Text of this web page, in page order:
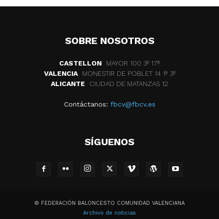
SOBRE NOSOTROS
CASTELLON
MAYOR 100 3º 17ª
VALENCIA
MONESTIR DE POBLET 14 1ª 3º
ALICANTE
CIUDAD DE MATANZAS 12
Contáctanos: fbcv@fbcv.es
SÍGUENOS
© FEDERACIÓN BALONCESTO COMUNIDAD VALENCIANA
Archivo de noticias